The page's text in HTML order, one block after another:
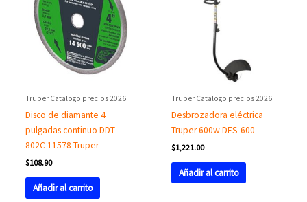
Truper Catalogo precios 2026
Disco de diamante 4
pulgadas continuo DDT-
802C 11578 Truper
$108.90
Añadir al carrito
Truper Catalogo precios 2026
Desbrozadora eléctrica
Truper 600w DES-600
$1,221.00
Añadir al carrito